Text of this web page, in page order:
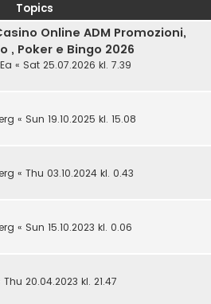
Topics
Online ADM Promozioni,
, Poker e Bingo 2026
« Sat 25.07.2026 kl. 7.39
« Sun 19.10.2025 kl. 15.08
« Thu 03.10.2024 kl. 0.43
« Sun 15.10.2023 kl. 0.06
Thu 20.04.2023 kl. 21.47